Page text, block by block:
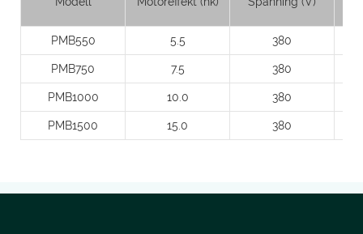
PMB550 5.5 380
PMB750 7.5 380
PMB1000 10.0 380
PMB1500 15.0 380